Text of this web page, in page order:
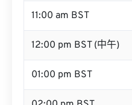
11:00 am BST
12:00 pm BST (中午)
01:00 pm BST